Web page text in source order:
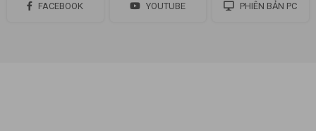
FACEBOOK YOUTUBE PHIÊN BẢN PC